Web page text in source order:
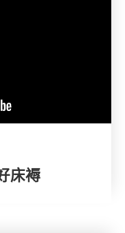
床褥